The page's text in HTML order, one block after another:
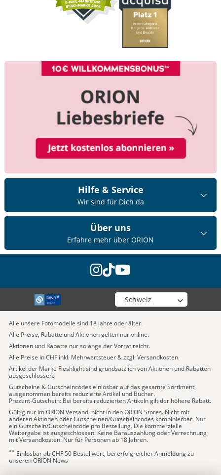
Hilfe & Service
Wir sind für Dich da
Über uns
Erfahre mehr über ORION
instagram
tiktok
youtube
Wähle deinen Shop
Alle unsere Fotomodelle sind 18 Jahre oder älter.
Alle Preise, Rabatte und Aktionen gelten nur online.
Aktionen und Rabatte nur solange der Vorrat reicht.
Alle Preise in CHF inkl. Mehrwertsteuer & zzgl. Versandkosten.
Artikel der Marke Fleshlight sind grundsätzlich von Aktionen und Rabatten
ausgeschlossen.
Gutscheine & Gutscheincodes einlösbar auf das gesamte Sortiment,
ausgenommen bereits reduzierte Artikel und Bücher.
Prozent-Gutschein: Bei bereits reduzierten Artikeln gilt der höhere Rabatt.
Gültig nur im ORION Versand, nicht in den ORION Stores. Nicht mit
anderen Aktionen oder Gutscheinen/Gutscheincodes kombinierbar. Nur
ein Gutschein/Gutscheincode pro Bestellung. Die kommerzielle
Weitergabe ist ausgeschlossen. Keine Barauszahlung oder Verrechnung
mit Versandkosten. Nur für Personen ab 18 Jahren.
** Einlösbar ab CHF 50 Bestellwert, bei erfolgreicher Anmeldung zu
unseren ORION News